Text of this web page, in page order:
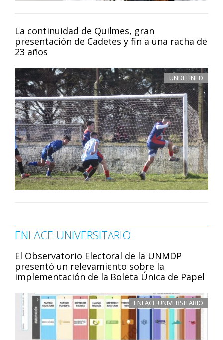
La continuidad de Quilmes, gran
presentación de Cadetes y fin a una racha de
23 años
UNDEFINED
ENLACE UNIVERSITARIO
El Observatorio Electoral de la UNMDP
presentó un relevamiento sobre la
implementación de la Boleta Única de Papel
ENLACE UNIVERSITARIO